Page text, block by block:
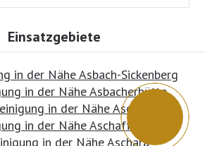
Einsatzgebiete
in der Nähe Asbach-Sickenberg
in der Nähe Asbacherhütte
in der Nähe Ascha
in der Nähe Aschaffenburg
in der Nähe Aschara